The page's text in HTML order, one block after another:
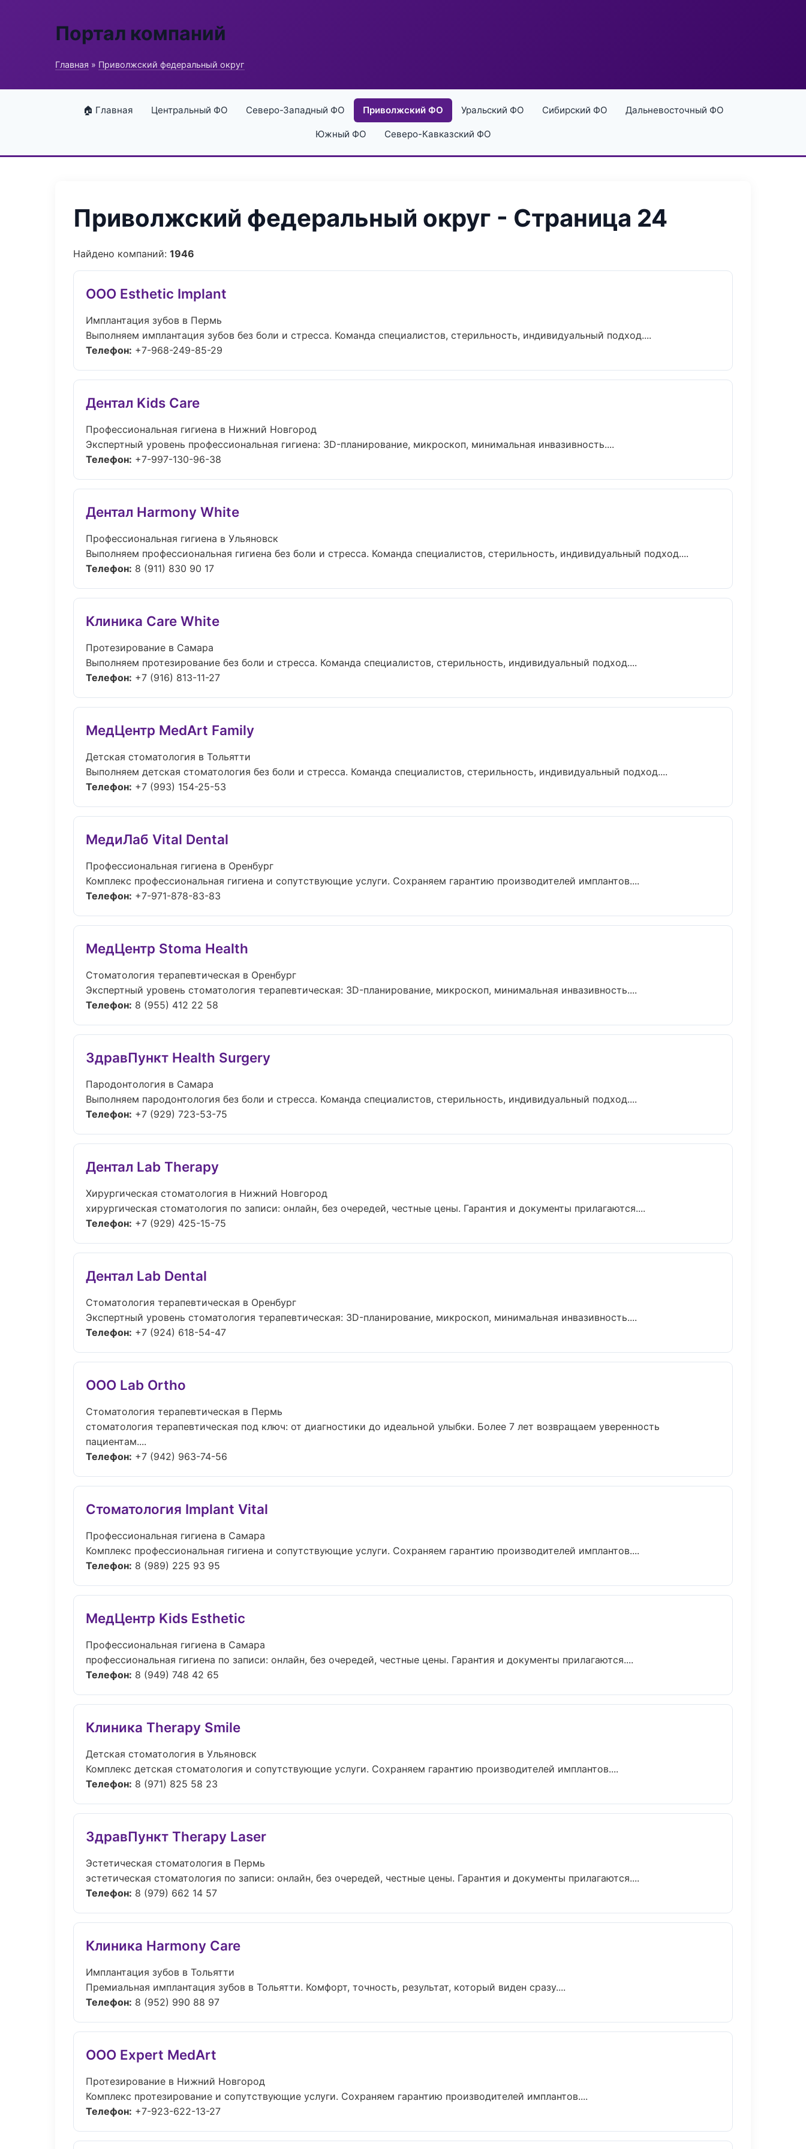
Портал компаний
Главная » Приволжский федеральный округ
🏠 Главная Центральный ФО Северо-Западный ФО Приволжский ФО Уральский ФО Сибирский ФО Дальневосточный ФО
Южный ФО Северо-Кавказский ФО
Приволжский федеральный округ - Страница 24
Найдено компаний: 1946
ООО Esthetic Implant
Имплантация зубов в Пермь
Выполняем имплантация зубов без боли и стресса. Команда специалистов, стерильность, индивидуальный подход....
Телефон: +7-968-249-85-29
Дентал Kids Care
Профессиональная гигиена в Нижний Новгород
Экспертный уровень профессиональная гигиена: 3D-планирование, микроскоп, минимальная инвазивность....
Телефон: +7-997-130-96-38
Дентал Harmony White
Профессиональная гигиена в Ульяновск
Выполняем профессиональная гигиена без боли и стресса. Команда специалистов, стерильность, индивидуальный подход....
Телефон: 8 (911) 830 90 17
Клиника Care White
Протезирование в Самара
Выполняем протезирование без боли и стресса. Команда специалистов, стерильность, индивидуальный подход....
Телефон: +7 (916) 813-11-27
МедЦентр MedArt Family
Детская стоматология в Тольятти
Выполняем детская стоматология без боли и стресса. Команда специалистов, стерильность, индивидуальный подход....
Телефон: +7 (993) 154-25-53
МедиЛаб Vital Dental
Профессиональная гигиена в Оренбург
Комплекс профессиональная гигиена и сопутствующие услуги. Сохраняем гарантию производителей имплантов....
Телефон: +7-971-878-83-83
МедЦентр Stoma Health
Стоматология терапевтическая в Оренбург
Экспертный уровень стоматология терапевтическая: 3D-планирование, микроскоп, минимальная инвазивность....
Телефон: 8 (955) 412 22 58
ЗдравПункт Health Surgery
Пародонтология в Самара
Выполняем пародонтология без боли и стресса. Команда специалистов, стерильность, индивидуальный подход....
Телефон: +7 (929) 723-53-75
Дентал Lab Therapy
Хирургическая стоматология в Нижний Новгород
хирургическая стоматология по записи: онлайн, без очередей, честные цены. Гарантия и документы прилагаются....
Телефон: +7 (929) 425-15-75
Дентал Lab Dental
Стоматология терапевтическая в Оренбург
Экспертный уровень стоматология терапевтическая: 3D-планирование, микроскоп, минимальная инвазивность....
Телефон: +7 (924) 618-54-47
ООО Lab Ortho
Стоматология терапевтическая в Пермь
стоматология терапевтическая под ключ: от диагностики до идеальной улыбки. Более 7 лет возвращаем уверенность
пациентам....
Телефон: +7 (942) 963-74-56
Стоматология Implant Vital
Профессиональная гигиена в Самара
Комплекс профессиональная гигиена и сопутствующие услуги. Сохраняем гарантию производителей имплантов....
Телефон: 8 (989) 225 93 95
МедЦентр Kids Esthetic
Профессиональная гигиена в Самара
профессиональная гигиена по записи: онлайн, без очередей, честные цены. Гарантия и документы прилагаются....
Телефон: 8 (949) 748 42 65
Клиника Therapy Smile
Детская стоматология в Ульяновск
Комплекс детская стоматология и сопутствующие услуги. Сохраняем гарантию производителей имплантов....
Телефон: 8 (971) 825 58 23
ЗдравПункт Therapy Laser
Эстетическая стоматология в Пермь
эстетическая стоматология по записи: онлайн, без очередей, честные цены. Гарантия и документы прилагаются....
Телефон: 8 (979) 662 14 57
Клиника Harmony Care
Имплантация зубов в Тольятти
Премиальная имплантация зубов в Тольятти. Комфорт, точность, результат, который виден сразу....
Телефон: 8 (952) 990 88 97
ООО Expert MedArt
Протезирование в Нижний Новгород
Комплекс протезирование и сопутствующие услуги. Сохраняем гарантию производителей имплантов....
Телефон: +7-923-622-13-27